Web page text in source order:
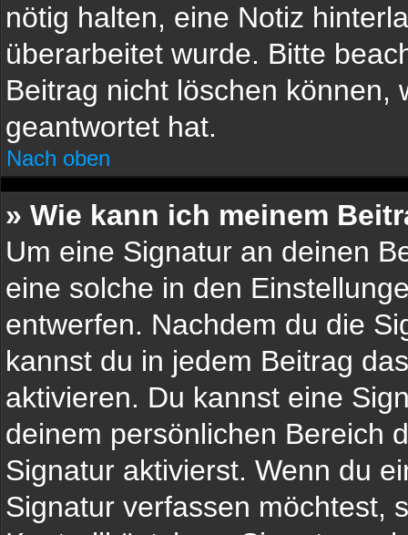
nötig halten, eine Notiz
überarbeitet wurde. Bitte
Beitrag nicht löschen können,
geantwortet hat.
Nach oben
» Wie kann ich meinem
Um eine Signatur an deinen
eine solche in den
entwerfen. Nachdem du die
kannst du in jedem Beitrag
aktivieren. Du kannst eine
deinem persönlichen Bereich
Signatur aktivierst. Wenn du
Signatur verfassen möchtest,